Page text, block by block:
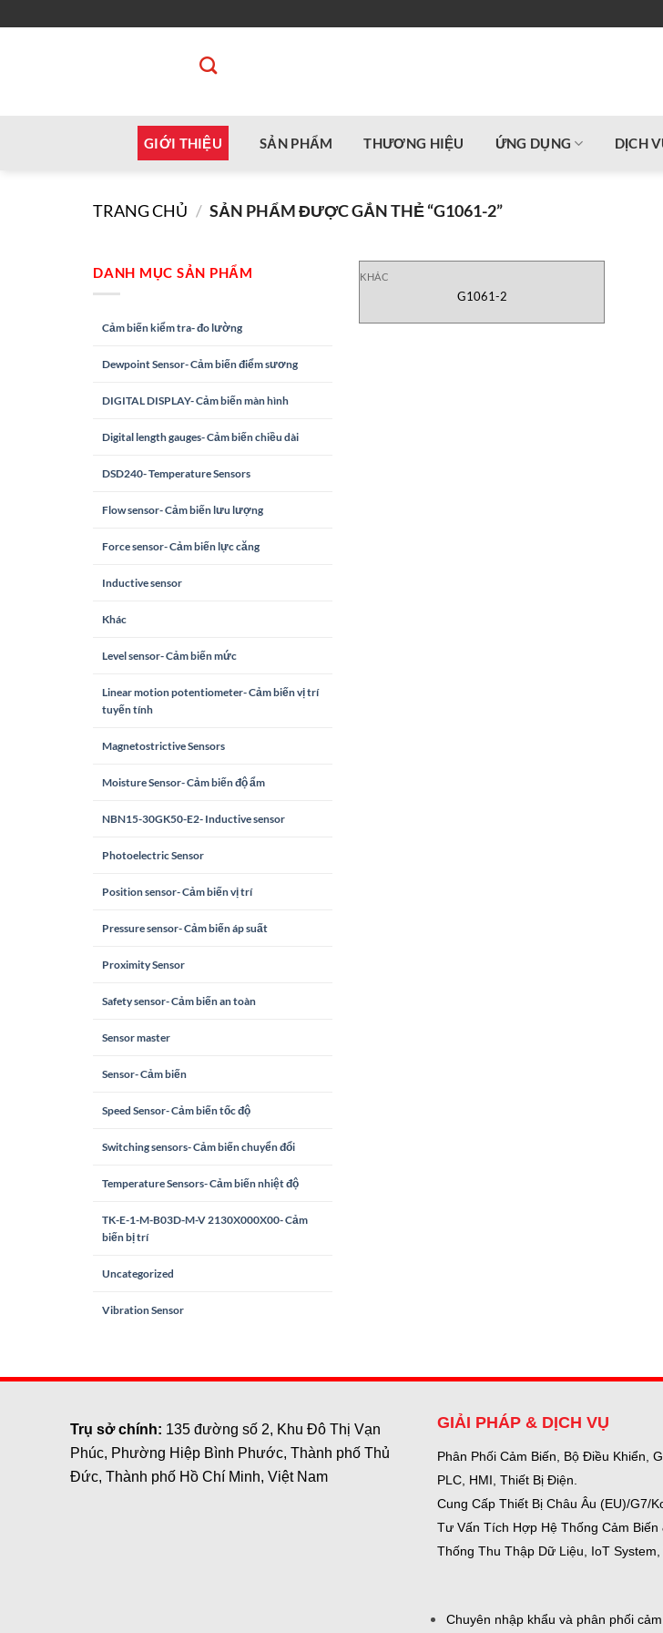
qua
GIỚI THIỆU SẢN PHẨM THƯƠNG HIỆU ỨNG DỤNG DỊCH
TRANG CHỦ / SẢN PHẨM ĐƯỢC GẮN THẺ “G1061-2”
DANH MỤC SẢN PHẨM
Cảm biến kiểm tra- đo lường
Dewpoint Sensor- Cảm biến điểm sương
DIGITAL DISPLAY- Cảm biến màn hình
Digital length gauges- Cảm biến chiều dài
DSD240- Temperature Sensors
Flow sensor- Cảm biến lưu lượng
Force sensor- Cảm biến lực căng
Inductive sensor
Khác
Level sensor- Cảm biến mức
Linear motion potentiometer- Cảm biến vị trí
tuyến tính
Magnetostrictive Sensors
Moisture Sensor- Cảm biến độ ẩm
NBN15-30GK50-E2- Inductive sensor
Photoelectric Sensor
Position sensor- Cảm biến vị trí
Pressure sensor- Cảm biến áp suất
Proximity Sensor
Safety sensor- Cảm biến an toàn
Sensor master
Sensor- Cảm biến
Speed Sensor- Cảm biến tốc độ
Switching sensors- Cảm biến chuyển đổi
Temperature Sensors- Cảm biến nhiệt độ
TK-E-1-M-B03D-M-V 2130X000X00- Cảm
biến bị trí
Uncategorized
Vibration Sensor
KHÁC
G1061-2
Trụ sở chính: 135 đường số 2, Khu Đô Thị Vạn
Phúc, Phường Hiệp Bình Phước, Thành phố Thủ
Đức, Thành phố Hồ Chí Minh, Việt Nam
GIẢI PHÁP & DỊCH VỤ
Phân Phối Cảm Biến, Bộ Điều Khiển,
PLC, HMI, Thiết Bị Điện.
Cung Cấp Thiết Bị Châu Âu (EU)/G7/
Tư Vấn Tích Hợp Hệ Thống Cảm Biến
Thống Thu Thập Dữ Liệu, IoT System,
Chuyên nhập khẩu và phân phối